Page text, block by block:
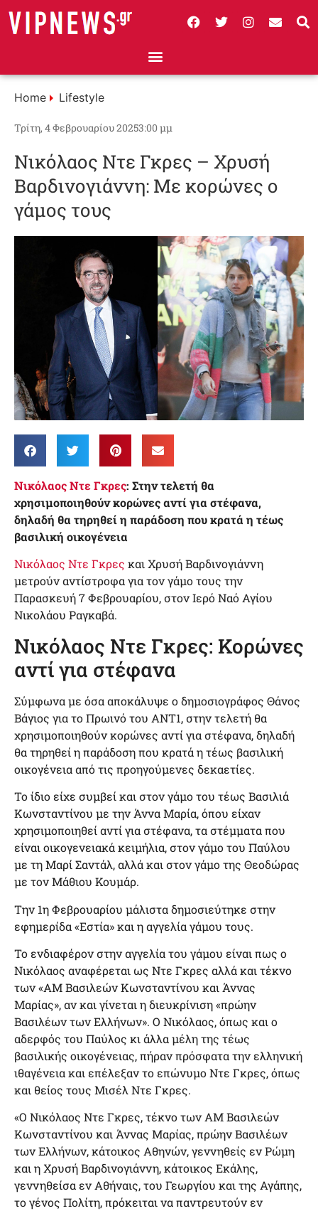
Home Lifestyle
Τρίτη, 4 Φεβρουαρίου 20253:00 μμ
Νικόλαος Ντε Γκρες – Χρυσή
Βαρδινογιάννη: Με κορώνες ο
γάμος τους
Νικόλαος Ντε Γκρες: Στην τελετή θα
χρησιμοποιηθούν κορώνες αντί για στέφανα,
δηλαδή θα τηρηθεί η παράδοση που κρατά η τέως
βασιλική οικογένεια
Νικόλαος Ντε Γκρες και Χρυσή Βαρδινογιάννη
μετρούν αντίστροφα για τον γάμο τους την
Παρασκευή 7 Φεβρουαρίου, στον Ιερό Ναό Αγίου
Νικολάου Ραγκαβά.
Νικόλαος Ντε Γκρες: Κορώνες
αντί για στέφανα
Σύμφωνα με όσα αποκάλυψε ο δημοσιογράφος Θάνος
Βάγιος για το Πρωινό του ΑΝΤ1, στην τελετή θα
χρησιμοποιηθούν κορώνες αντί για στέφανα, δηλαδή
θα τηρηθεί η παράδοση που κρατά η τέως βασιλική
οικογένεια από τις προηγούμενες δεκαετίες.
Το ίδιο είχε συμβεί και στον γάμο του τέως Βασιλιά
Κωνσταντίνου με την Άννα Μαρία, όπου είχαν
χρησιμοποιηθεί αντί για στέφανα, τα στέμματα που
είναι οικογενειακά κειμήλια, στον γάμο του Παύλου
με τη Μαρί Σαντάλ, αλλά και στον γάμο της Θεοδώρας
με τον Μάθιου Κουμάρ.
Την 1η Φεβρουαρίου μάλιστα δημοσιεύτηκε στην
εφημερίδα «Εστία» και η αγγελία γάμου τους.
Το ενδιαφέρον στην αγγελία του γάμου είναι πως ο
Νικόλαος αναφέρεται ως Ντε Γκρες αλλά και τέκνο
των «ΑΜ Βασιλεών Κωνσταντίνου και Άννας
Μαρίας», αν και γίνεται η διευκρίνιση «πρώην
Βασιλέων των Ελλήνων». Ο Νικόλαος, όπως και ο
αδερφός του Παύλος κι άλλα μέλη της τέως
βασιλικής οικογένειας, πήραν πρόσφατα την ελληνική
ιθαγένεια και επέλεξαν το επώνυμο Ντε Γκρες, όπως
και θείος τους Μισέλ Ντε Γκρες.
«Ο Νικόλαος Ντε Γκρες, τέκνο των ΑΜ Βασιλεών
Κωνσταντίνου και Άννας Μαρίας, πρώην Βασιλέων
των Ελλήνων, κάτοικος Αθηνών, γεννηθείς εν Ρώμη
και η Χρυσή Βαρδινογιάννη, κάτοικος Εκάλης,
γεννηθείσα εν Αθήναις, του Γεωργίου και της Αγάπης,
το γένος Πολίτη, πρόκειται να παντρευτούν εν